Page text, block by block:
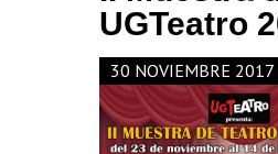
UGTeatro
30 NOVIEMBRE 2017